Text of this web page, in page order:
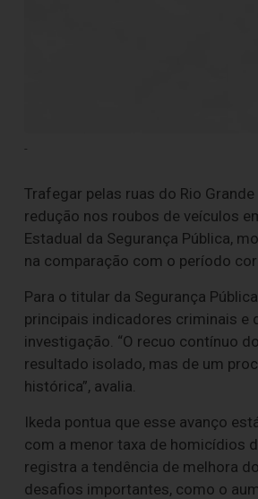
-
Trafegar pelas ruas do Rio
redução nos roubos de veículos
Estadual da Segurança Pública,
na comparação com o período
Para o titular da Segurança
principais indicadores criminais e
investigação. “O recuo contínuo
resultado isolado, mas de um
histórica”, avalia.
Ikeda pontua que esse avanço
com a menor taxa de homicídios
registra a tendência de melhora
desafios importantes, como o